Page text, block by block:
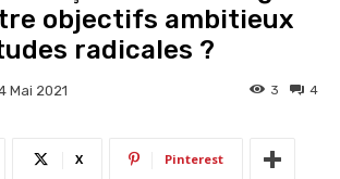
objectifs ambitieux
radicales ?
Mai 2021 4
3
X Pinterest